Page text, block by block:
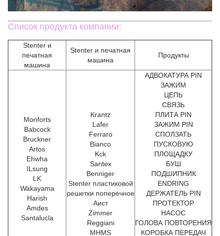
Список продукта компании:
Stenter и
печатная
машина
Stenter и печатная
машина
Продукты
Monforts
Babcock
Bruckner
Artos
Ehwha
ILsung
LK
Wakayama
Harish
Amdes
Santalucla
Krantz
Lafer
Ferraro
Bianco
Kck
Santex
Benniger
Stenter пластиковой
решетки поперечное
Аист
Zimmer
Reggiani
MHMS
АДВОКАТУРА PIN
ЗАЖИМ
ЦЕПЬ
СВЯЗЬ
ПЛИТА PIN
ЗАЖИМ PIN
СПОЛЗАТЬ
ПУСКОВУЮ
ПЛОЩАДКУ
БУШ
ПОДШИПНИК
ENDRING
ДЕРЖАТЕЛЬ PIN
ПРОТЕКТОР
НАСОС
ГОЛОВА ПОВТОРЕНИЯ
КОРОБКА ПЕРЕДАЧ